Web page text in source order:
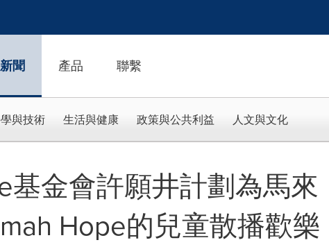
新聞 產品 聯繫
與技術 生活與健康 政策與公共利益 人文與文化
基金會許願井計劃為馬來
Hope的兒童散播歡樂